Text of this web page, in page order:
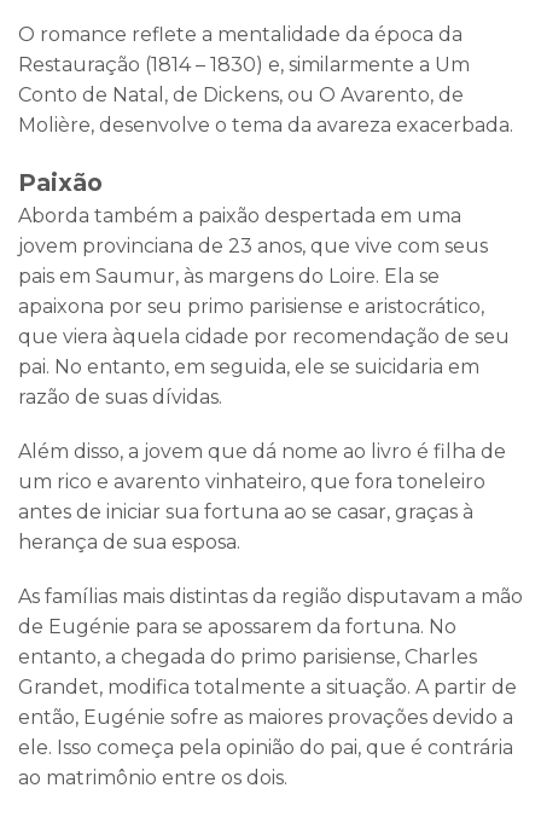
O romance reflete a mentalidade da época da
Restauração (1814 – 1830) e, similarmente a Um
Conto de Natal, de Dickens, ou O Avarento, de
Molière, desenvolve o tema da avareza exacerbada.
Paixão
Aborda também a paixão despertada em uma
jovem provinciana de 23 anos, que vive com seus
pais em Saumur, às margens do Loire. Ela se
apaixona por seu primo parisiense e aristocrático,
que viera àquela cidade por recomendação de seu
pai. No entanto, em seguida, ele se suicidaria em
razão de suas dívidas.
Além disso, a jovem que dá nome ao livro é filha de
um rico e avarento vinhateiro, que fora toneleiro
antes de iniciar sua fortuna ao se casar, graças à
herança de sua esposa.
As famílias mais distintas da região disputavam a mão
de Eugénie para se apossarem da fortuna. No
entanto, a chegada do primo parisiense, Charles
Grandet, modifica totalmente a situação. A partir de
então, Eugénie sofre as maiores provações devido a
ele. Isso começa pela opinião do pai, que é contrária
ao matrimônio entre os dois.